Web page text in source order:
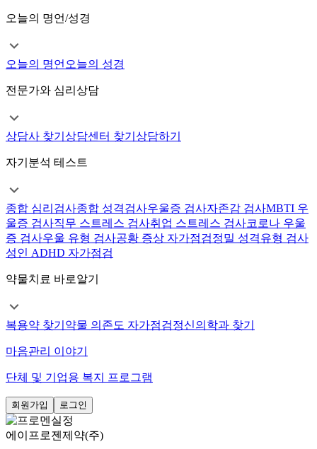
오늘의 명언/성경
오늘의 명언 오늘의 성경
전문가와 심리상담
상담사 찾기 상담센터 찾기 상담하기
자기분석 테스트
종합 심리검사종합 성격검사우울증 검사자존감 검사MBTI 우
울증 검사직무 스트레스 검사취업 스트레스 검사코로나 우울
증 검사우울 유형 검사공황 증상 자가점검정밀 성격유형 검사
성인 ADHD 자가점검
약물치료 바로알기
복용약 찾기 약물 의존도 자가점검정신의학과 찾기
마음관리 이야기
단체 및 기업용 복지 프로그램
회원가입 로그인
에이프로젠제약(주)